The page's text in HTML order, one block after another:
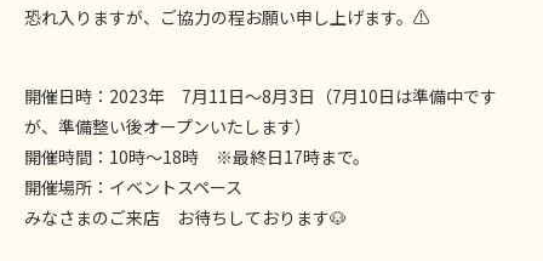
恐れ入りますが、ご協力の程お願い申し上げます。⚠️
開催日時：2023年 7月11日〜8月3日（7月10日は準備中です
が、準備整い後オープンいたします）
開催時間：10時〜18時 ※最終日17時まで。
開催場所：イベントスペース
みなさまのご来店 お待ちしております🐶